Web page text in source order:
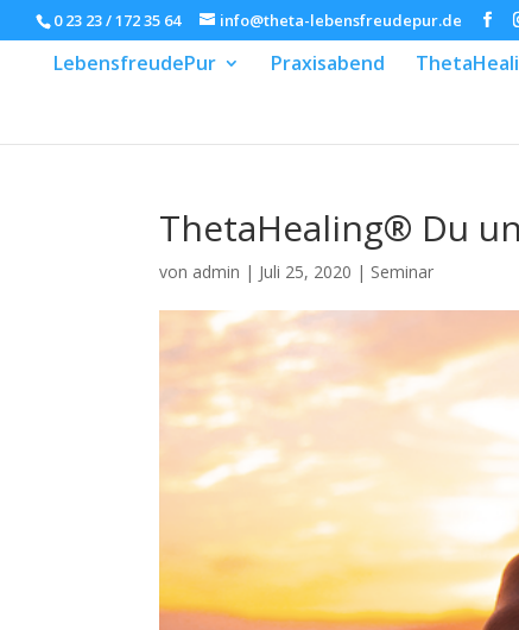
0 23 23 / 172 35 64 info@theta-lebensfreudepur.de
LebensfreudePur Praxisabend
ThetaHealing® Du
von admin | Juli 25, 2020 | Seminar